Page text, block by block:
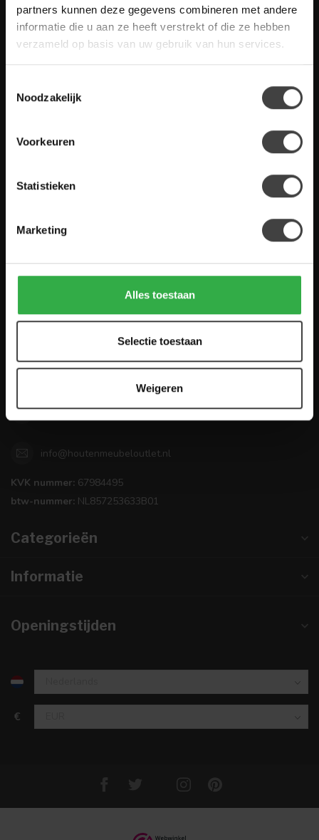
partners kunnen deze gegevens combineren met andere
informatie die u aan ze heeft verstrekt of die ze hebben
verzameld op basis van uw gebruik van hun services.
Noodzakelijk
Voorkeuren
Statistieken
Marketing
Alles toestaan
Selectie toestaan
Weigeren
Heb je vragen over onze artikelen of jouw aankoop? Bekijk dan
de klantenservice pagina. Daar staan antwoorden op veel
Houten Meubel Outlet
Kwaliteitsmeubelen voor dumpprijzen
1731 LS Winkel
0224-850 926
info@houtenmeubeloutlet.nl
KVK nummer: 67984495
btw-nummer: NL857253633B01
Categorieën
Informatie
Openingstijden
€